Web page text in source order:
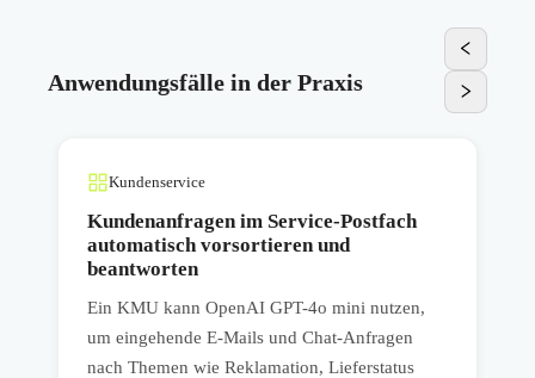
Anwendungsfälle in der Praxis
Kundenservice
Kundenanfragen im Service-Postfach
automatisch vorsortieren und
beantworten
Ein KMU kann OpenAI GPT-4o mini nutzen,
um eingehende E-Mails und Chat-Anfragen
nach Themen wie Reklamation, Lieferstatus